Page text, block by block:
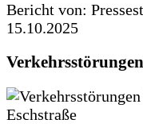
Bericht von:
15.10.2025